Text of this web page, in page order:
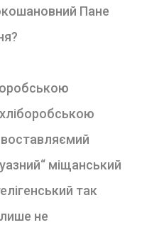
Пане
міщанський
так
не